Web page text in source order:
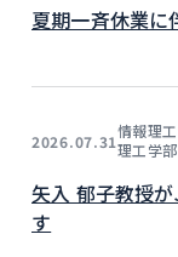
夏期一斉休業に
2026.07.31情報理
理工学部
矢入 郁子教授
す